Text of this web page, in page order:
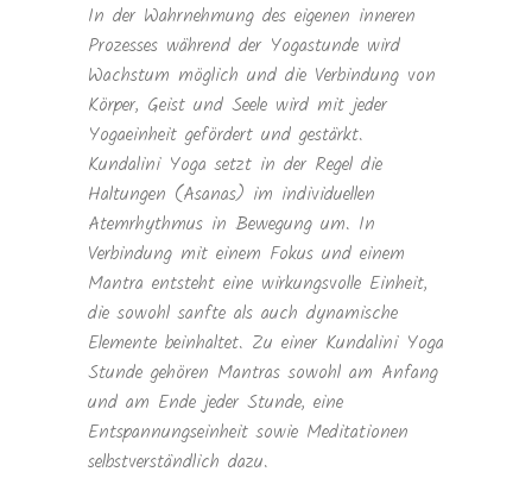
In der Wahrnehmung des eigenen inneren
Prozesses während der Yogastunde wird
Wachstum möglich und die Verbindung von
Körper, Geist und Seele wird mit jeder
Yogaeinheit gefördert und gestärkt.
Kundalini Yoga setzt in der Regel die
Haltungen (Asanas) im individuellen
Atemrhythmus in Bewegung um. In
Verbindung mit einem Fokus und einem
Mantra entsteht eine wirkungsvolle Einheit,
die sowohl sanfte als auch dynamische
Elemente beinhaltet. Zu einer Kundalini Yoga
Stunde gehören Mantras sowohl am Anfang
und am Ende jeder Stunde, eine
Entspannungseinheit sowie Meditationen
selbstverständlich dazu.